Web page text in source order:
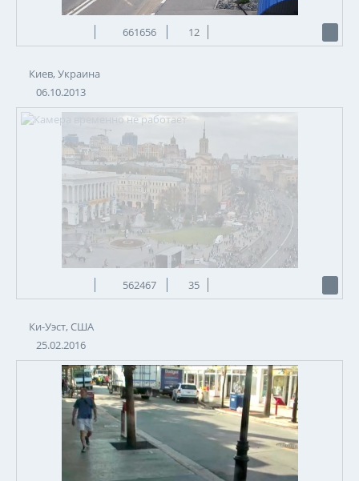
661656 12
Киев, Украина
06.10.2013
562467 35
Ки-Уэст, США
25.02.2016